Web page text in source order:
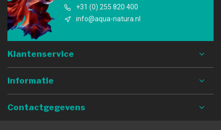
+31 (0) 255 820 400
info@aqua-natura.nl
Klantenservice
Informatie
Contactgegevens